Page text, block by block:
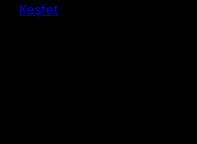
Keşfet